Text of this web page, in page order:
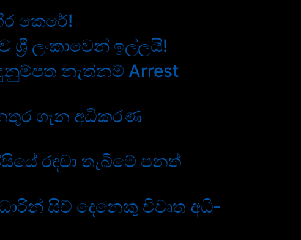
කෙරේ!
ලංකාවෙන් ඉල්ලයි!
නැත්නම් Arrest
ගැන අධිකරණ
රඳවා තැබීමේ පනත්
සිව් දෙනෙකු විවෘත අධි­